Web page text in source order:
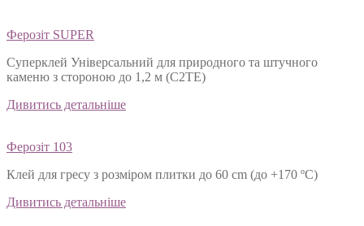
Ферозіт SUPER
Суперклей Універсальний для природного та штучного
каменю з стороною до 1,2 м (C2TЕ)
Дивитись детальніше
Ферозіт 103
Клей для гресу з розміром плитки до 60 cm (до +170 ºС)
Дивитись детальніше